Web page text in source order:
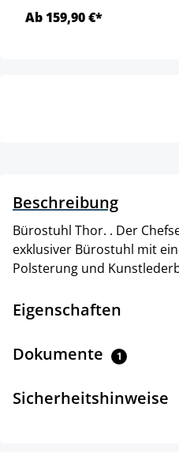
Ab 159,90 €*
Beschreibung
Bürostuhl Thor. . Der
exklusiver Bürostuhl mit
Polsterung und
Eigenschaften
Dokumente 1
Sicherheitshinweise